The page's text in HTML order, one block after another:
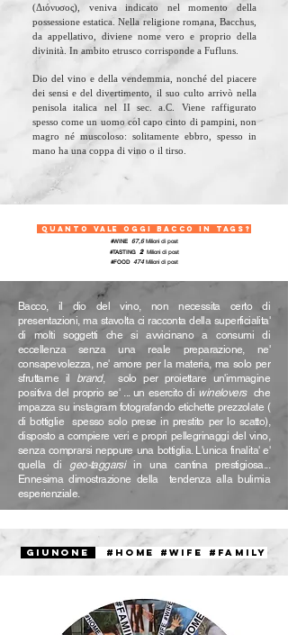
(Διόνυσος), veniva indicato nel momento della
possessione estatica. Nella religione romana, Bacchus,
da appellativo, diviene nome vero e proprio della
divinità. In ambito etrusco corrisponde a Fufluns.
Dio del vino e della vendemmia, nonché del piacere
dei sensi e del divertimento, il suo culto arrivò nella
penisola italica nel II sec. a.C. Viene raffigurato
spesso come un uomo col capo cinto di pampini, non
magro né muscoloso: solitamente ebbro, spesso in
mano ha una coppa di vino o il tirso.
QUANTO VALE OGGI BACCO IN TAGs?
#WINE 67,6 Milioni di post
#TASTING 2 Milioni di post
#FOOD 474Milioni di post
Bacco, il dio del vino, non necessita certo di
presentazioni, ma stavolta ci racconta della superficialita'
di molti soggetti che si avvicinano a consumi di
eccellenza senza una reale preparazione, ne'
consapevolezza, ne' amore per la materia, ma solo per
sfruttarne il brand, solo per proiettare un'immagine
positiva del proprio se' ... un esercito di wineloversche
impazza su instagram fotografando etichette prezzolate (
di bottiglie spesso solo prese in prestito per lo scatto),
disposto a compiere veri e propri pellegrinaggi del vino,
senza comprarsi neppure una bottiglia. L'unica finalita' e'
quella di geo-taggarsiin una cantina prestigiosa...
Ennesima dimostrazione della tendenza alla bulimia
esperienziale.
GIUNONE #HOME #WIFE #FAMILY